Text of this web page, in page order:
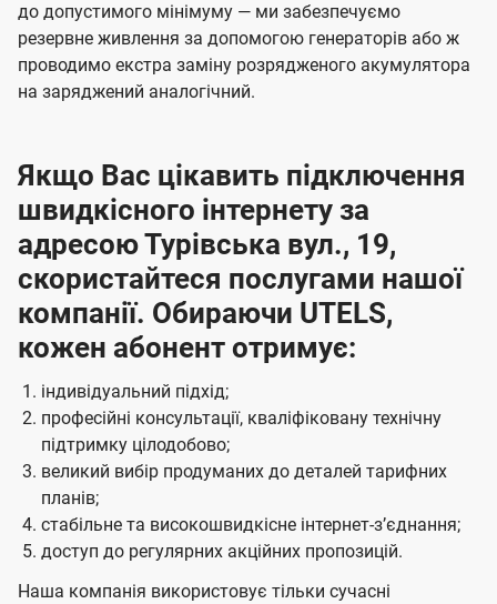
до допустимого мінімуму — ми забезпечуємо
резервне живлення за допомогою генераторів або ж
проводимо екстра заміну розрядженого акумулятора
на заряджений аналогічний.
Якщо Вас цікавить підключення
швидкісного інтернету за
адресою Турівська вул., 19,
скористайтеся послугами нашої
компанії. Обираючи UTELS,
кожен абонент отримує:
індивідуальний підхід;
професійні консультації, кваліфіковану технічну
підтримку цілодобово;
великий вибір продуманих до деталей тарифних
планів;
стабільне та високошвидкісне інтернет-зʼєднання;
доступ до регулярних акційних пропозицій.
Наша компанія використовує тільки сучасні